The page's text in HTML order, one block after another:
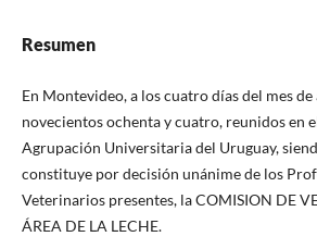
Resumen
En Montevideo, a los cuatro días del mes
novecientos ochenta y cuatro, reunidos en
Agrupación Universitaria del Uruguay,
constituye por decisión unánime de los
Veterinarios presentes, la COMISION DE
ÁREA DE LA LECHE.